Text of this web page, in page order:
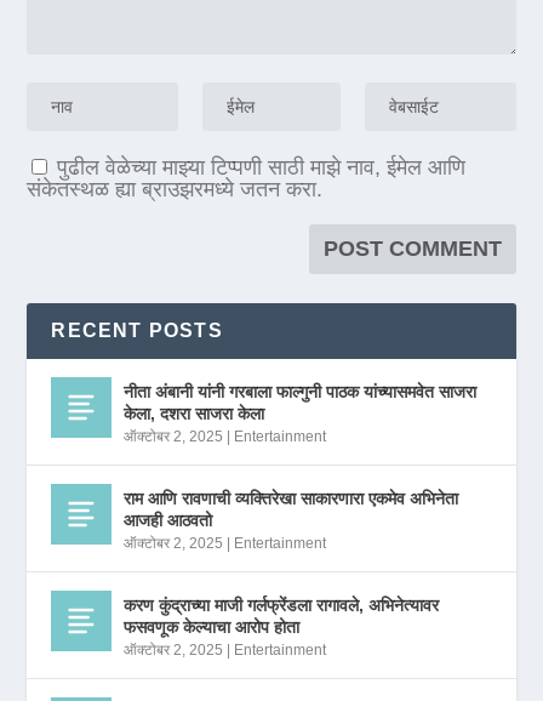
पुढील वेळेच्या माझ्या टिप्पणी साठी माझे नाव, ईमेल आणि
संकेतस्थळ ह्या ब्राउझरमध्ये जतन करा.
RECENT POSTS
नीता अंबानी यांनी गरबाला फाल्गुनी पाठक यांच्यासमवेत साजरा
केला, दशरा साजरा केला
ऑक्टोबर 2, 2025 Entertainment
राम आणि रावणाची व्यक्तिरेखा साकारणारा एकमेव अभिनेता
आजही आठवतो
ऑक्टोबर 2, 2025 Entertainment
करण कुंद्राच्या माजी गर्लफ्रेंडला रागावले, अभिनेत्यावर
फसवणूक केल्याचा आरोप होता
ऑक्टोबर 2, 2025 Entertainment